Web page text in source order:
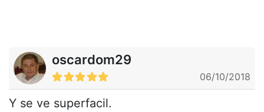
oscardom29
06/10/2018
Y se ve superfacil.